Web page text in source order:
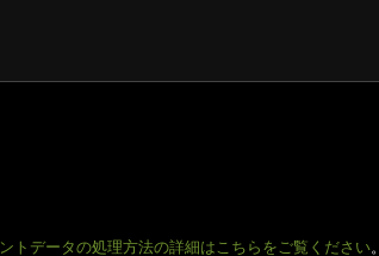
トデータの処理方法の詳細はこちらをご覧ください。